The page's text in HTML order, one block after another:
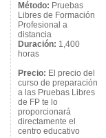
Método: Pruebas
Libres de Formación
Profesional a
distancia
Duración: 1,400
horas
Precio: El precio del
curso de preparación
a las Pruebas Libres
de FP te lo
proporcionará
directamente el
centro educativo